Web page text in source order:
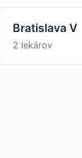
Bratislava V
2 lekárov